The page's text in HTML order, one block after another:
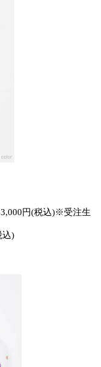
円(税込)※受注生
込)